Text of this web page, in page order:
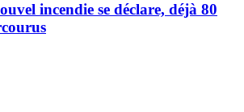
incendie se déclare, déjà 80